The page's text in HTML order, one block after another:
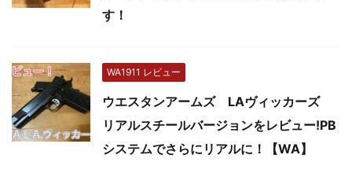
す！
WA1911 レビュー
ウエスタンアームズ LAヴィッカーズ
リアルスチールバージョンをレビュー!PB
システムでさらにリアルに！【WA】